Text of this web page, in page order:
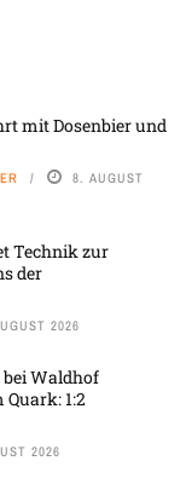
mit Dosenbier und
8. AUGUST
Technik zur
der
2026
Waldhof
1:2
2026